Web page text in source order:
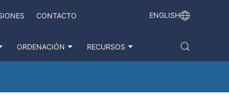
CONTACTO ENGLISH
ORDENACIÓN RECURSOS